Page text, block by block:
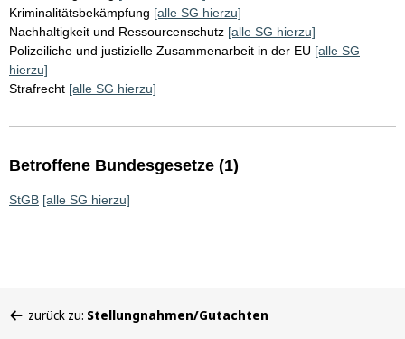
Kriminalitätsbekämpfung [alle SG hierzu]
Nachhaltigkeit und Ressourcenschutz [alle SG hierzu]
Polizeiliche und justizielle Zusammenarbeit in der EU [alle SG
hierzu]
Strafrecht [alle SG hierzu]
Betroffene Bundesgesetze (1)
StGB [alle SG hierzu]
befinden
zurück zu: Stellungnahmen/Gutachten